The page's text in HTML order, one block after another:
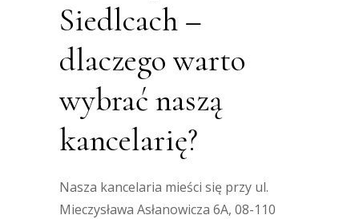
Siedlcach –
dlaczego warto
wybrać naszą
kancelarię?
Nasza kancelaria mieści się przy ul.
Mieczysława Asłanowicza 6A, 08-110